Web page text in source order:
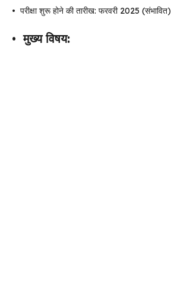
• परीक्षा शुरू होने की तारीख: फरवरी 2025 (संभावित)
• मुख्य विषय: